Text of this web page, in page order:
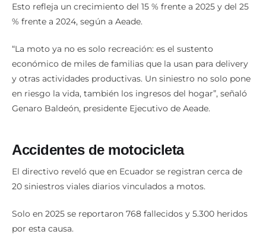
Esto refleja un crecimiento del 15 % frente a 2025 y del 25
% frente a 2024, según a Aeade.
“La moto ya no es solo recreación: es el sustento
económico de miles de familias que la usan para delivery
y otras actividades productivas. Un siniestro no solo pone
en riesgo la vida, también los ingresos del hogar”, señaló
Genaro Baldeón, presidente Ejecutivo de Aeade.
Accidentes de motocicleta
El directivo reveló que en Ecuador se registran cerca de
20 siniestros viales diarios vinculados a motos.
Solo en 2025 se reportaron 768 fallecidos y 5.300 heridos
por esta causa.